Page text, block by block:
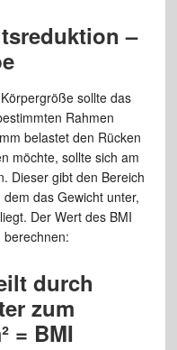
–
sollte das
Rahmen
belastet den Rücken
möchte, sollte sich am
Dieser gibt den Bereich
das Gewicht unter,
Der Wert des BMI
berechnen:
durch
zum
= BMI